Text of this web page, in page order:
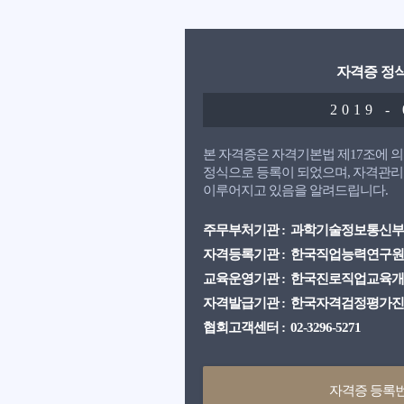
자격증 정
2019 -
본 자격증은 자격기본법 제17조에
정식으로 등록이 되었으며, 자격관
이루어지고 있음을 알려드립니다.
주무부처기관 : 과학기술정보통신부
자격등록기관 : 한국직업능력연구원
교육운영기관 : 한국진로직업교육
자격발급기관 : 한국자격검정평가
협회고객센터 : 02-3296-5271
자격증 등록